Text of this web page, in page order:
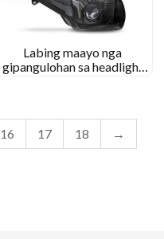
Labing maayo nga
gipangulohan sa headlight
16 17 18 →